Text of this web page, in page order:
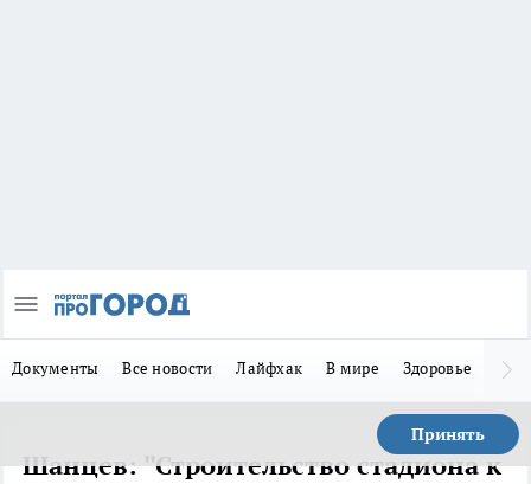
Документы Все новости Лайфхак В мире Здоровье
Принять
Шанцев: "Строительство стадиона к